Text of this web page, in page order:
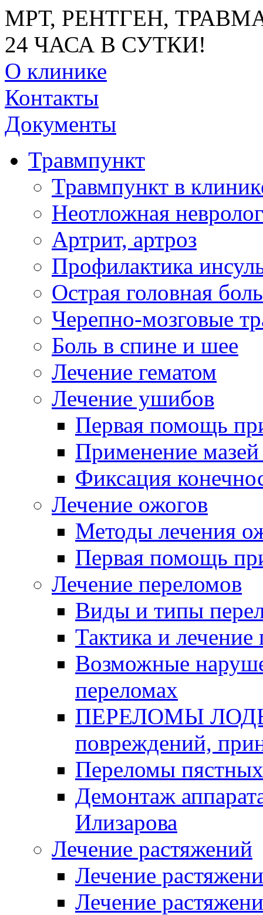
МРТ, РЕНТГЕН,
24 ЧАСА В СУТКИ!
О клинике
Контакты
Документы
Травмпункт
Травмпункт в
Неотложная
Артрит, артроз
Профилактика
Острая головная боль
Черепно-мозговые
Боль в спине и шее
Лечение гематом
Лечение ушибов
Первая помощь
Применение
Фиксация
Лечение ожогов
Методы лечения
Первая помощь
Лечение переломов
Виды и типы
Тактика и
Возможные
переломах
ПЕРЕЛОМЫ
повреждений,
Переломы
Демонтаж
Илизарова
Лечение растяжений
Лечение
Лечение